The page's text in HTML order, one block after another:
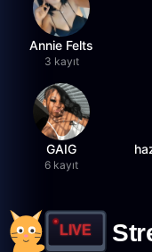
Annie Felts
3 kayıt
GAIG
6 kayıt